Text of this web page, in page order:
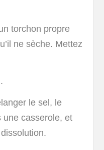
torchon propre
ne sèche. Mettez
le sel, le
une casserole, et